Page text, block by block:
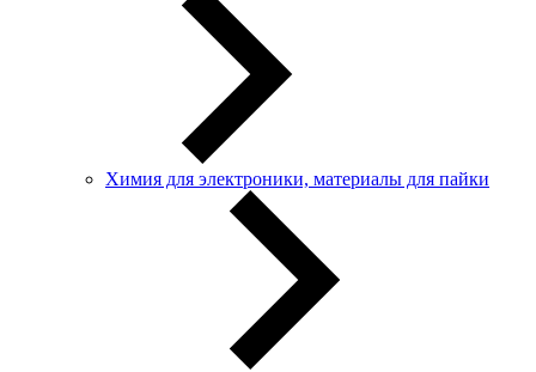
Химия для электроники, материалы для пайки